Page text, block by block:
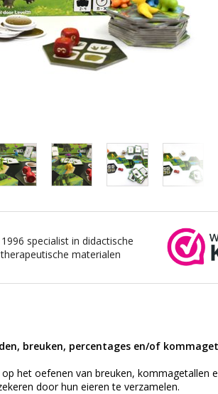
specialist in didactische
materialen
breuken, percentages en/of
het oefenen van breuken,
door hun eieren te verzamelen.